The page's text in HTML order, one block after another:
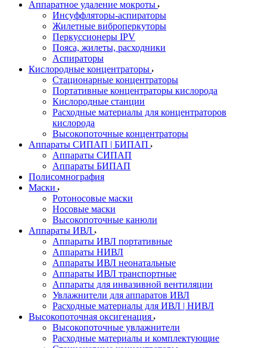
Аппаратное удаление мокроты
Инсуффляторы-аспираторы
Жилетные виброперкуторы
Перкуссионеры IPV
Пояса, жилеты, расходники
Аспираторы
Кислородные концентраторы
Стационарные концентраторы
Портативные концентраторы кислорода
Кислородные станции
Расходные материалы для концентраторов
кислорода
Высокопоточные концентраторы
Аппараты СИПАП | БИПАП
Аппараты СИПАП
Аппараты БИПАП
Полисомнография
Маски
Ротоносовые маски
Носовые маски
Высокопоточные канюли
Аппараты ИВЛ
Аппараты ИВЛ портативные
Аппараты НИВЛ
Аппараты ИВЛ неонатальные
Аппараты ИВЛ транспортные
Аппараты для инвазивной вентиляции
Увлажнители для аппаратов ИВЛ
Расходные материалы для ИВЛ | НИВЛ
Высокопоточная оксигенация
Высокопоточные увлажнители
Расходные материалы и комплектующие